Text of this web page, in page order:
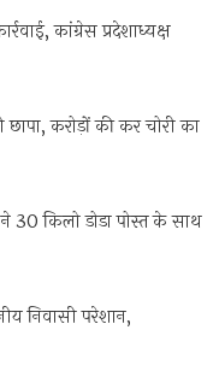
कांग्रेस प्रदेशाध्यक्ष
छापा, करोड़ों की कर चोरी का
30 किलो डोडा पोस्त के साथ
निवासी परेशान,